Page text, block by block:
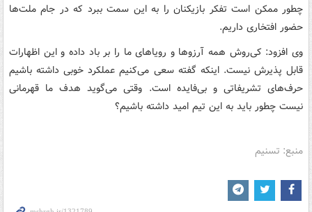
چطور ممکن است تفکر بازیکنان را به این سمت ببرد که در جام ملت‌ها
حضور افتخاری داریم.
وی افزود: کی‌روش همه آرزوها و رویاهای ما را بر باد داده و این اظهارات
قابل پذیرش نیست. اینکه گفته سعی می‌کنیم عملکرد خوبی داشته باشیم
حرف‌های تشریفاتی و بی‌فایده است. وقتی می‌گوید هدف ما قهرمانی
نیست چطور باید به این تیم امید داشته باشیم؟
منبع: تسنیم